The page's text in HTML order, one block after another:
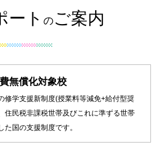
ート のご案内
無償化対象校
修学支援新制度(授業料等減免+給付型奨
住民税非課税世帯及びこれに準ずる世帯
た国の支援制度です。